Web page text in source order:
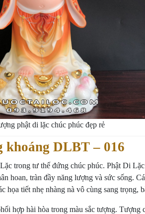
phật di lặc chúc phúc đẹp rẻ
khoáng DLBT – 016
trong tư thế đứng chúc phúc. Phật Di
hoan, tràn đầy năng lượng và sức sống.
họa tiết nhẹ nhàng nà vô cùng sang trọng,
hợp hài hòa trong màu sắc tượng. Tượng